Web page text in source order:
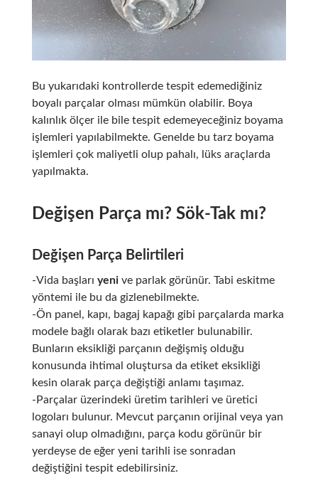
Bu yukarıdaki kontrollerde tespit edemediğiniz
boyalı parçalar olması mümkün olabilir. Boya
kalınlık ölçer ile bile tespit edemeyeceğiniz boyama
işlemleri yapılabilmekte. Genelde bu tarz boyama
işlemleri çok maliyetli olup pahalı, lüks araçlarda
yapılmakta.
Değişen Parça mı? Sök-Tak mı?
Değişen Parça Belirtileri
-Vida başları yenive parlak görünür. Tabi eskitme
yöntemi ile bu da gizlenebilmekte.
-Ön panel, kapı, bagaj kapağı gibi parçalarda marka
modele bağlı olarak bazı etiketler bulunabilir.
Bunların eksikliği parçanın değişmiş olduğu
konusunda ihtimal oluştursa da etiket eksikliği
kesin olarak parça değiştiği anlamı taşımaz.
-Parçalar üzerindeki üretim tarihleri ve üretici
logoları bulunur. Mevcut parçanın orijinal veya yan
sanayi olup olmadığını, parça kodu görünür bir
yerdeyse de eğer yeni tarihli ise sonradan
değiştiğini tespit edebilirsiniz.